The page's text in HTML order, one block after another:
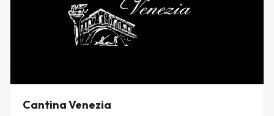
Cantina Venezia